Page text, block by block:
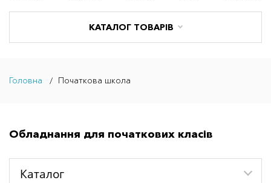
КАТАЛОГ ТОВАРІВ
Головна Початкова школа
Обладнання для початкових класів
Каталог